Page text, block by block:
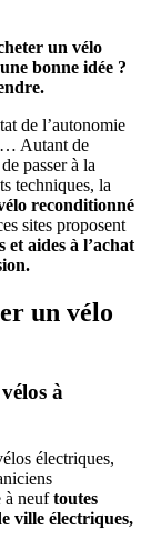
un vélo
bonne idée ?
de l’autonomie
Autant de
passer à la
techniques, la
reconditionné
sites proposent
et aides à l’achat
un vélo
à
électriques,
à neuftoutes
ville électriques,